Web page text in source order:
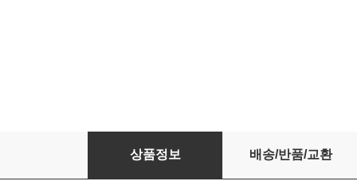
돼지코 아기공룡 임피의 모험
상품정보 배송/반품/교환